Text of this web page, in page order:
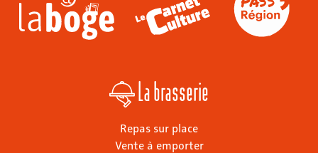
La brasserie
Repas sur place
Vente à emporter